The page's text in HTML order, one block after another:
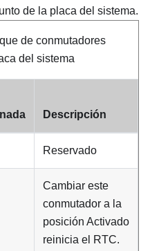
de la placa del sistema.
de conmutadores
del sistema
Descripción
Reservado
Cambiar este
conmutador a la
posición Activado
reinicia el RTC.